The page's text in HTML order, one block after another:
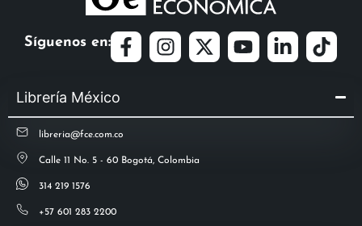
Síguenos en:
Librería México
libreria@fce.com.co
Calle 11 No. 5 - 60 Bogotá, Colombia
314 219 1576
+57 601 283 2200